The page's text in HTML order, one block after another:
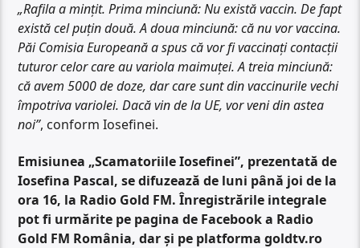
„Rafila a mințit. Prima minciună: Nu există vaccin. De fapt
există cel puțin două. A doua minciună: că nu vor vaccina.
Păi Comisia Europeană a spus că vor fi vaccinați contacții
tuturor celor care au variola maimuței. A treia minciună:
că avem 5000 de doze, dar care sunt din vaccinurile vechi
împotriva variolei. Dacă vin de la UE, vor veni din astea
noi”, conform Iosefinei.
Emisiunea „Scamatoriile Iosefinei”, prezentată de
Iosefina Pascal, se difuzează de luni până joi de la
ora 16, la Radio Gold FM. Înregistrările integrale
pot fi urmărite pe pagina de Facebook a Radio
Gold FM România, dar și pe platforma goldtv.ro